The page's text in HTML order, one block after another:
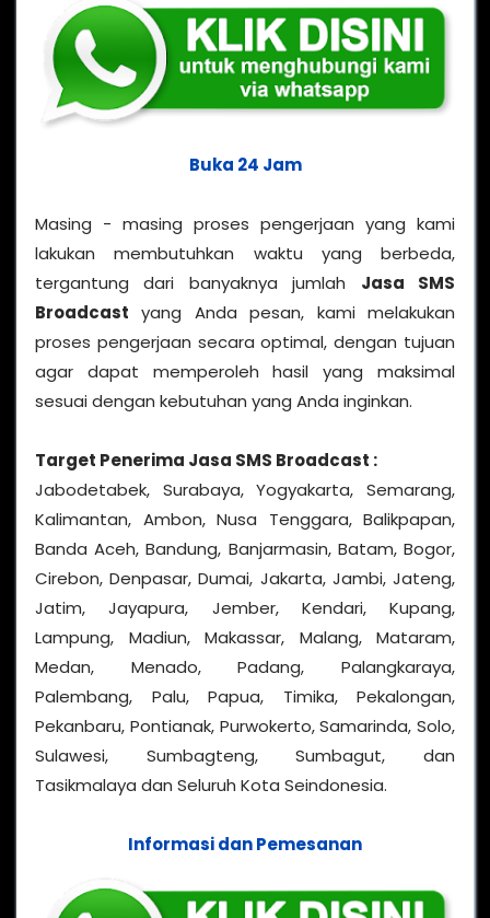
Buka 24 Jam
Masing - masing proses pengerjaan yang kami
lakukan membutuhkan waktu yang berbeda,
tergantung dari banyaknya jumlah Jasa SMS
Broadcast yang Anda pesan, kami melakukan
proses pengerjaan secara optimal, dengan tujuan
agar dapat memperoleh hasil yang maksimal
sesuai dengan kebutuhan yang Anda inginkan.
Target Penerima Jasa SMS Broadcast :
Jabodetabek, Surabaya, Yogyakarta, Semarang,
Kalimantan, Ambon, Nusa Tenggara, Balikpapan,
Banda Aceh, Bandung, Banjarmasin, Batam, Bogor,
Cirebon, Denpasar, Dumai, Jakarta, Jambi, Jateng,
Jatim, Jayapura, Jember, Kendari, Kupang,
Lampung, Madiun, Makassar, Malang, Mataram,
Medan, Menado, Padang, Palangkaraya,
Palembang, Palu, Papua, Timika, Pekalongan,
Pekanbaru, Pontianak, Purwokerto, Samarinda, Solo,
Sulawesi, Sumbagteng, Sumbagut, dan
Tasikmalaya dan Seluruh Kota Seindonesia.
Informasi dan Pemesanan